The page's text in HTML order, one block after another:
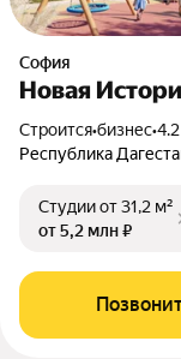
София
Новая
Строится•бизнес•
Республика
Студииот 31,2 м²
от 5,2 млн ₽